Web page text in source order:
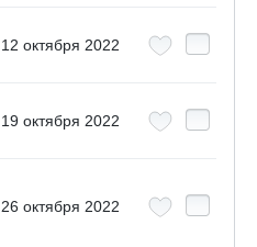
12 октября 2022
19 октября 2022
26 октября 2022